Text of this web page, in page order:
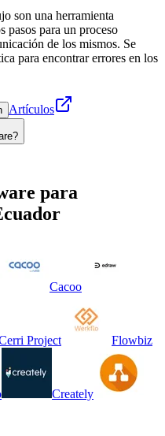
son una herramienta
pasos para un proceso
de los mismos. Se
para encontrar errores en los
Artículos
para
Cacoo
Project Flowbiz
Creately